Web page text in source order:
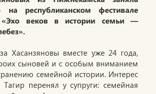
на республиканском фестивале
«Эхо веков в истории семьи —
Хасанзяновы вместе уже 24 года,
сыновей и с особым вниманием
семейной истории. Интерес
перенял у супруги: семейная